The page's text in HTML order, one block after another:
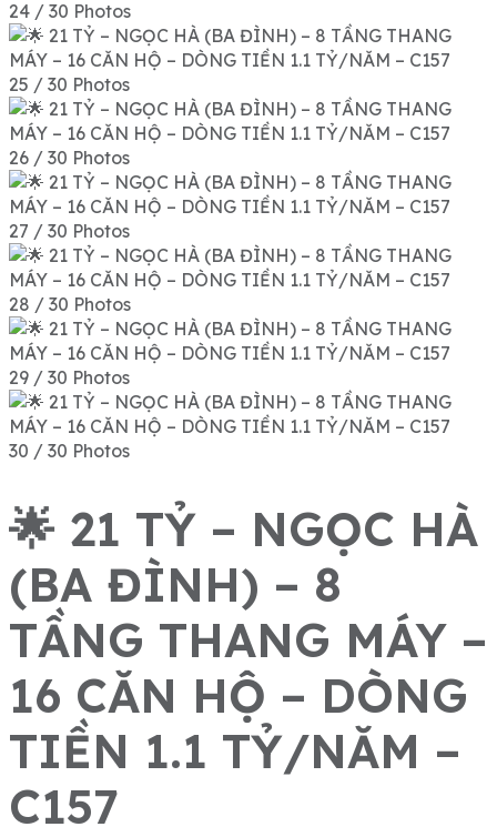
24 / 30 Photos
25 / 30 Photos
26 / 30 Photos
27 / 30 Photos
28 / 30 Photos
29 / 30 Photos
30 / 30 Photos
🌟 21 TỶ – NGỌC HÀ
(BA ĐÌNH) – 8
TẦNG THANG MÁY –
16 CĂN HỘ – DÒNG
TIỀN 1.1 TỶ/NĂM –
C157